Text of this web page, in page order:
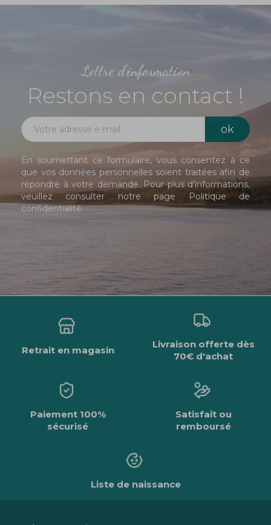
Lettre d'information
Restons en contact !
En soumettant ce formulaire, vous consentez à ce
que vos données personnelles soient traitées afin de
répondre à votre demande. Pour plus d’informations,
veuillez consulter notre page Politique de
confidentialité.
Retrait en magasin
Livraison offerte dès
70€ d'achat
Paiement 100%
sécurisé
Satisfait ou
remboursé
Liste de naissance